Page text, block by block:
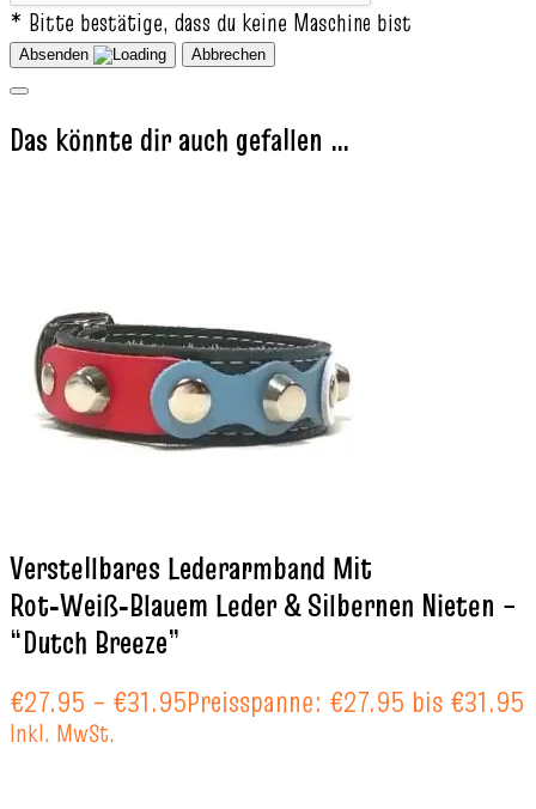
* Bitte bestätige, dass du keine Maschine bist
Absenden Abbrechen
Das könnte dir auch gefallen …
Verstellbares Lederarmband Mit
Rot‑Weiß‑Blauem Leder & Silbernen Nieten –
“Dutch Breeze”
€27.95 – €31.95Preisspanne: €27.95 bis €31.95
Inkl. MwSt.